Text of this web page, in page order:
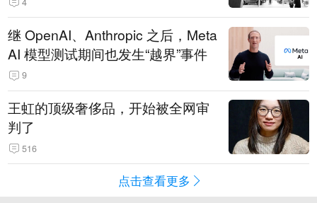
继 OpenAI、Anthropic 之后，Meta
AI 模型测试期间也发生“越界”事件
9
王虹的顶级奢侈品，开始被全网审
判了
516
点击查看更多